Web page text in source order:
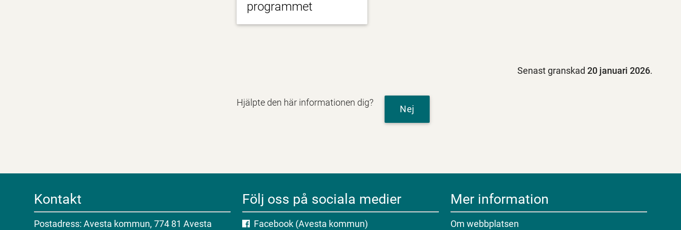
programmet
Senast granskad20 januari 2026.
Hjälpte den här informationen dig?
Nej
Kontakt
Postadress: Avesta kommun, 774 81 Avesta
Följ oss på sociala medier
Facebook (Avesta kommun)
Mer information
Om webbplatsen